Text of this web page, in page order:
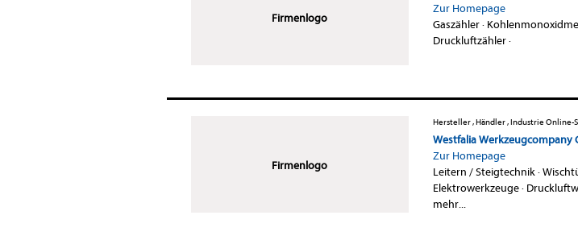
Firmenlogo
Zur Homepage
Gaszähler·
Druckluftzähler·
Firmenlogo
Hersteller , Händler , Industrie Online-
Westfalia Werkzeugcompany
Zur Homepage
Leitern / Steigtechnik·
Elektrowerkzeuge·
mehr...